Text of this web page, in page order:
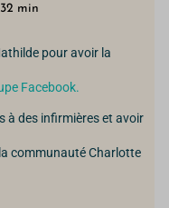
min
pour avoir la
Facebook.
à des infirmières et avoir
communauté Charlotte